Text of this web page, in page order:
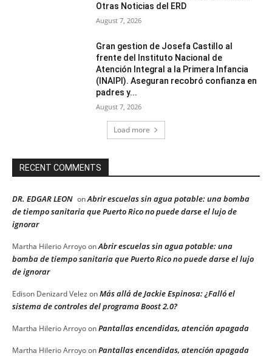
Otras Noticias del ERD
August 7, 2026
Gran gestion de Josefa Castillo al
frente del Instituto Nacional de
Atención Integral a la Primera Infancia
(INAIPI). Aseguran recobró confianza en
padres y...
August 7, 2026
Load more
RECENT COMMENTS
DR. EDGAR LEON onAbrir escuelas sin agua potable: una bomba
de tiempo sanitaria que Puerto Rico no puede darse el lujo de
ignorar
Martha Hilerio ArroyoonAbrir escuelas sin agua potable: una
bomba de tiempo sanitaria que Puerto Rico no puede darse el lujo
de ignorar
Edison Denizard Velez onMás allá de Jackie Espinosa: ¿Falló el
sistema de controles del programa Boost 2.0?
Martha Hilerio ArroyoonPantallas encendidas, atención apagada
Martha Hilerio ArroyoonPantallas encendidas, atención apagada